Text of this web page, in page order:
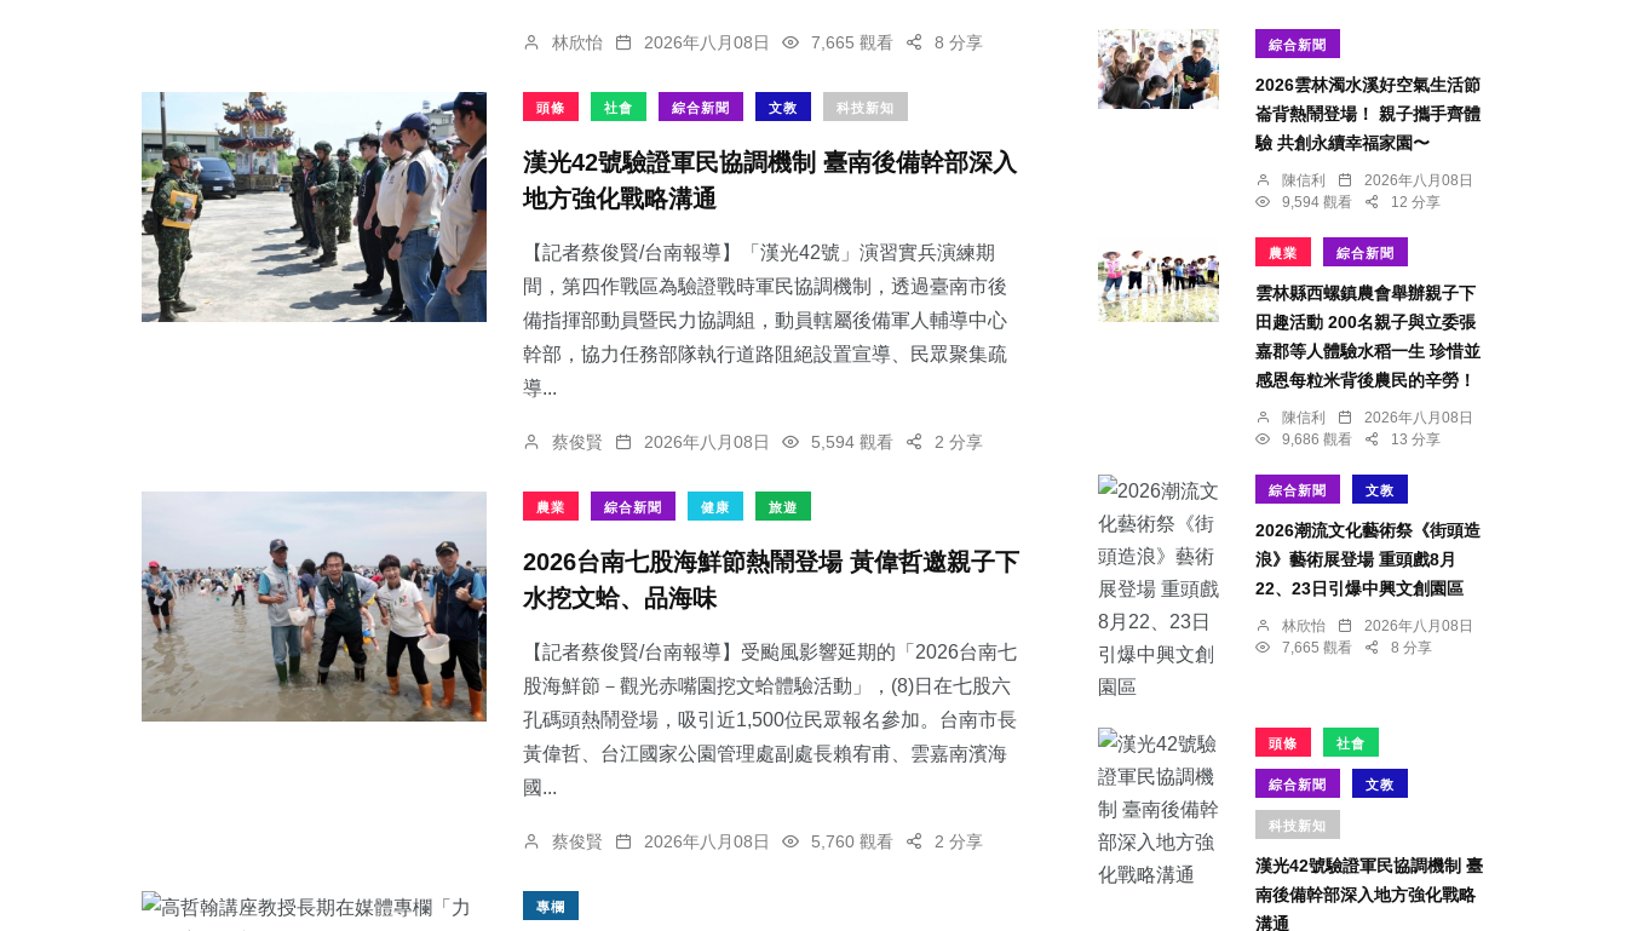
林欣怡 2026年八月08日 7,665 觀看 8 分享
頭條 社會 綜合新聞 文教 科技新知
漢光42號驗證軍民協調機制 臺南後備幹部深入
地方強化戰略溝通
【記者蔡俊賢/台南報導】「漢光42號」演習實兵演練期
間，第四作戰區為驗證戰時軍民協調機制，透過臺南市後
備指揮部動員暨民力協調組，動員轄屬後備軍人輔導中心
幹部，協力任務部隊執行道路阻絕設置宣導、民眾聚集疏
導...
蔡俊賢 2026年八月08日 5,594 觀看 2 分享
農業 綜合新聞 健康 旅遊
2026台南七股海鮮節熱鬧登場 黃偉哲邀親子下
水挖文蛤、品海味
【記者蔡俊賢/台南報導】受颱風影響延期的「2026台南七
股海鮮節－觀光赤嘴園挖文蛤體驗活動」，(8)日在七股六
孔碼頭熱鬧登場，吸引近1,500位民眾報名參加。台南市長
黃偉哲、台江國家公園管理處副處長賴宥甫、雲嘉南濱海
國...
蔡俊賢 2026年八月08日 5,760 觀看 2 分享
專欄
綜合新聞
2026雲林濁水溪好空氣生活節
崙背熱鬧登場！ 親子攜手齊體
驗 共創永續幸福家園〜
陳信利
2026年八月08日
9,594 觀看
12 分享
農業 綜合新聞
雲林縣西螺鎮農會舉辦親子下
田趣活動 200名親子與立委張
嘉郡等人體驗水稻一生 珍惜並
感恩每粒米背後農民的辛勞！
陳信利
2026年八月08日
9,686 觀看
13 分享
綜合新聞 文教
2026潮流文化藝術祭《街頭造
浪》藝術展登場 重頭戲8月
22、23日引爆中興文創園區
林欣怡
2026年八月08日
7,665 觀看
8 分享
頭條 社會
綜合新聞 文教
科技新知
漢光42號驗證軍民協調機制 臺
南後備幹部深入地方強化戰略
溝通